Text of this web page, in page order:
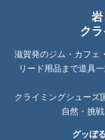
岩
ク
滋賀発のジム・カフェ
リード用品まで道具
クライミングシューズ
自然・挑
グッぼ